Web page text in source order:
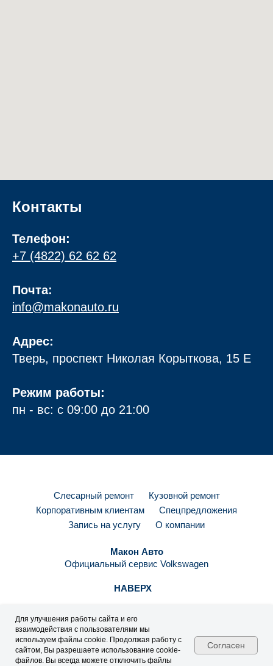
Контакты
Телефон:
+7 (4822) 62 62 62
Почта:
info@makonauto.ru
Адрес:
Тверь, проспект Николая Корыткова, 15 Е
Режим работы:
пн - вс: с 09:00 до 21:00
Слесарный ремонт
Кузовной ремонт
Корпоративным клиентам
Спецпредложения
Запись на услугу
О компании
Макон Авто
Официальный сервис Volkswagen
НАВЕРХ
Любая информация, содержащаяся на настоящем сайте,
носит исключительно справочный характер и ни при каких
обстоятельствах не может быть расценена как предложение
Для улучшения работы сайта и его
взаимодействия с пользователями мы
используем файлы cookie. Продолжая работу с
сайтом, Вы разрешаете использование cookie-
файлов. Вы всегда можете отключить файлы
Согласен